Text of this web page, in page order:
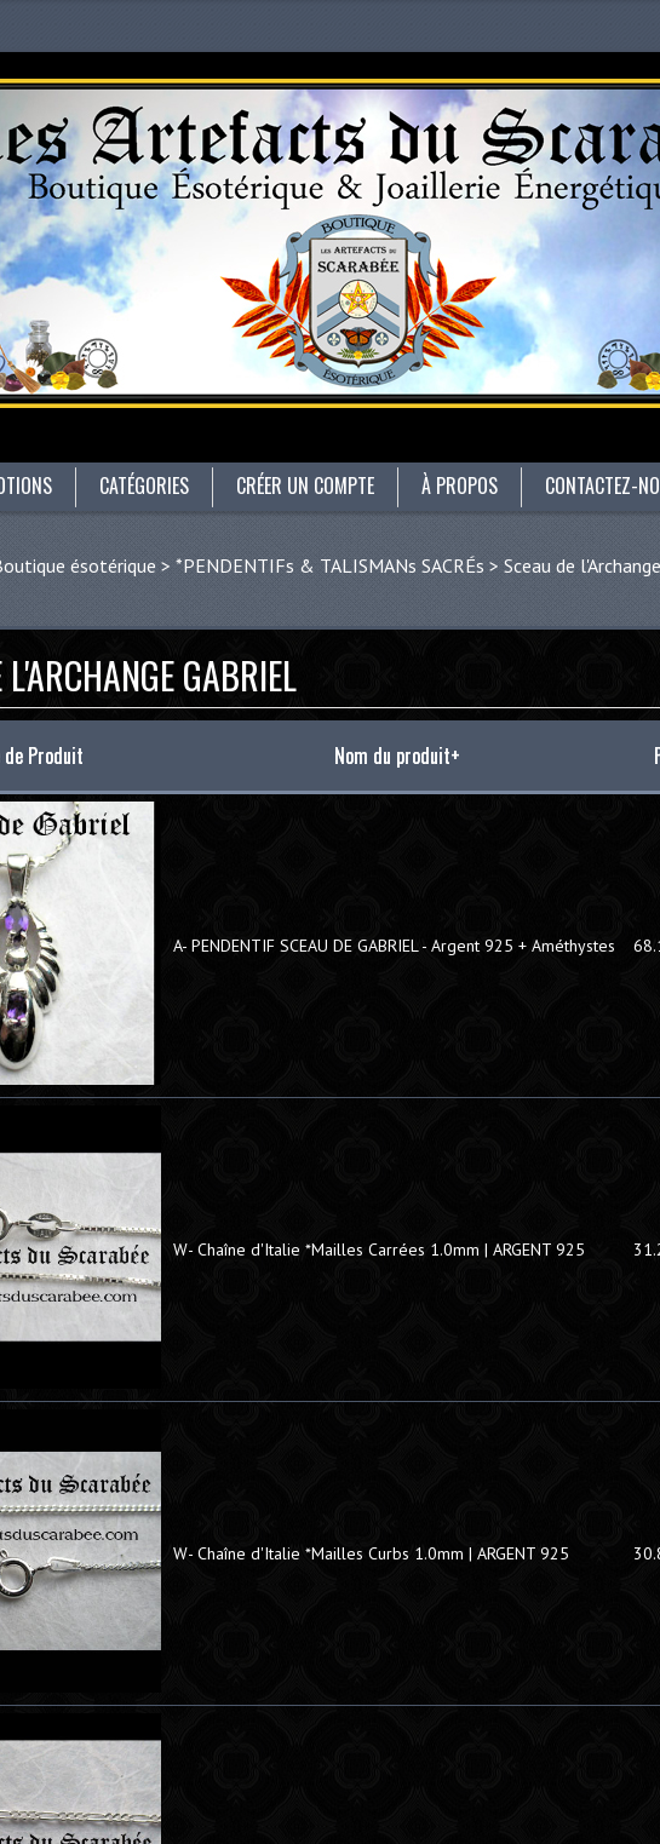
CATÉGORIES CRÉER UN COMPTE À PROPOS CONTACTEZ-
ésotérique > *PENDENTIFs & TALISMANs SACRÉs > Sceau de
GABRIEL
de Produit Nom du produit+
A- PENDENTIF SCEAU DE GABRIEL - Argent 925 + Améthystes
W- Chaîne d'Italie *Mailles Carrées 1.0mm | ARGENT 925
W- Chaîne d'Italie *Mailles Curbs 1.0mm | ARGENT 925